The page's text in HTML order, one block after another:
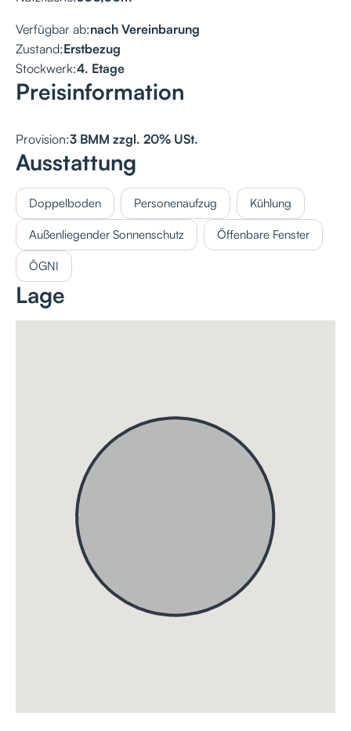
Verfügbar ab:nach Vereinbarung
Zustand:Erstbezug
Stockwerk:4. Etage
Preisinformation
Provision:3 BMM zzgl. 20% USt.
Ausstattung
Doppelboden Personenaufzug Kühlung
Außenliegender Sonnenschutz Öffenbare Fenster
ÖGNI
Lage